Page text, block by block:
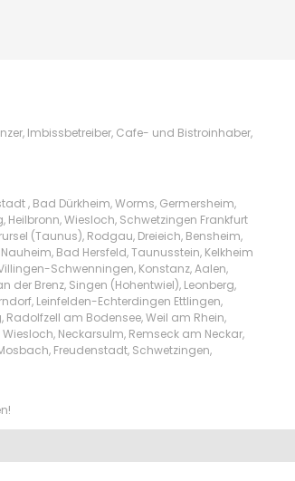
Imbissbetreiber, Cafe- und Bistroinhaber,
, Bad Dürkheim, Worms, Germersheim,
Heilbronn, Wiesloch, Schwetzingen Frankfurt
(Taunus), Rodgau, Dreieich, Bensheim,
Bad Hersfeld, Taunusstein, Kelkheim
Schwenningen, Konstanz, Aalen,
Brenz, Singen (Hohentwiel), Leonberg,
Leinfelden-Echterdingen Ettlingen,
am Bodensee, Weil am Rhein,
Neckarsulm, Remseck am Neckar,
Freudenstadt, Schwetzingen,